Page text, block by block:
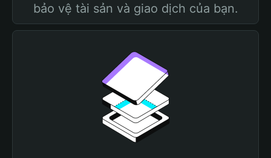
bảo vệ tài sản và giao dịch của bạn.